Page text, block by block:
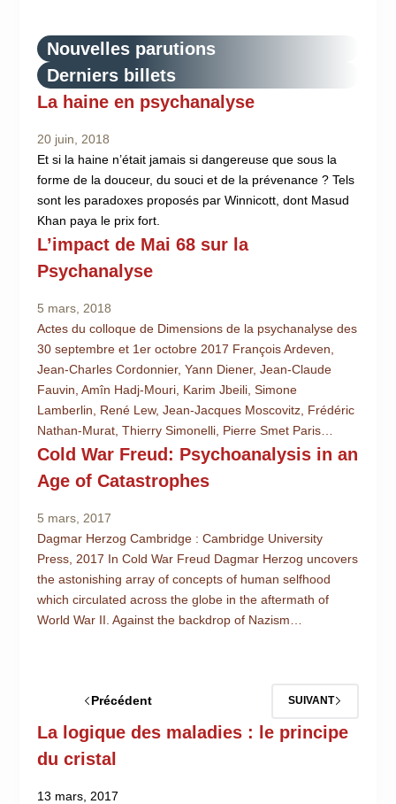
Nouvelles parutions
Derniers billets
La haine en psychanalyse
20 juin, 2018
Et si la haine n’était jamais si dangereuse que sous la
forme de la douceur, du souci et de la prévenance ? Tels
sont les paradoxes proposés par Winnicott, dont Masud
Khan paya le prix fort.
L’impact de Mai 68 sur la
Psychanalyse
5 mars, 2018
Actes du colloque de Dimensions de la psychanalyse des
30 septembre et 1er octobre 2017 François Ardeven,
Jean-Charles Cordonnier, Yann Diener, Jean-Claude
Fauvin, Amîn Hadj-Mouri, Karim Jbeili, Simone
Lamberlin, René Lew, Jean-Jacques Moscovitz, Frédéric
Nathan-Murat, Thierry Simonelli, Pierre Smet Paris…
Cold War Freud: Psychoanalysis in an
Age of Catastrophes
5 mars, 2017
Dagmar Herzog Cambridge : Cambridge University
Press, 2017 In Cold War Freud Dagmar Herzog uncovers
the astonishing array of concepts of human selfhood
which circulated across the globe in the aftermath of
World War II. Against the backdrop of Nazism…
Précédent SUIVANT
La logique des maladies : le principe
du cristal
13 mars, 2017